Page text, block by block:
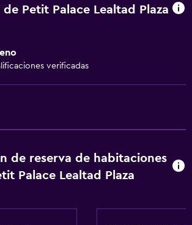
Petit Palace Lealtad Plaza
verificadas
de reserva de habitaciones
Palace Lealtad Plaza